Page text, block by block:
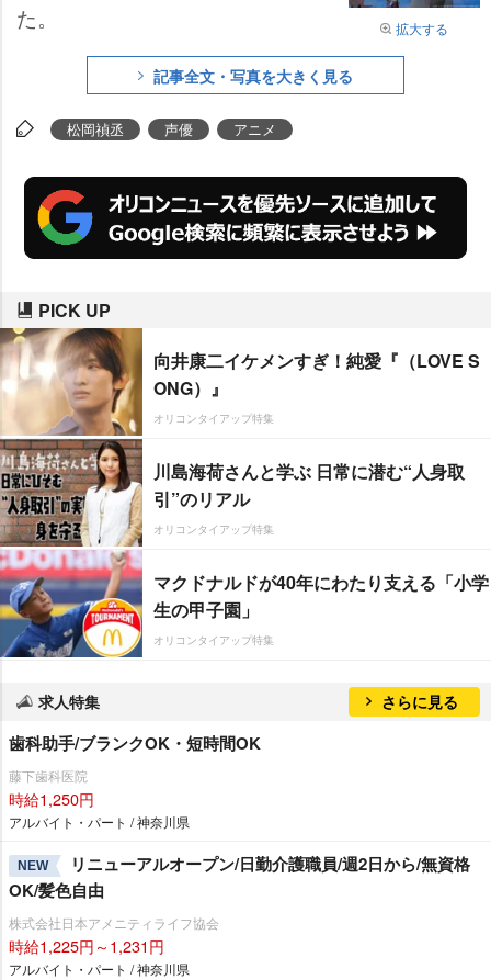
拡大する
た。
記事全文・写真を大きく見る
松岡禎丞 声優 アニメ
PICK UP
向井康二イケメンすぎ！純愛『（LOVE S
ONG）』
オリコンタイアップ特集
川島海荷さんと学ぶ 日常に潜む“人身取
引”のリアル
オリコンタイアップ特集
マクドナルドが40年にわたり支える「小学
生の甲子園」
オリコンタイアップ特集
求人特集 さらに見る
歯科助手/ブランクOK・短時間OK
藤下歯科医院
時給1,250円
アルバイト・パート / 神奈川県
NEW
リニューアルオープン/日勤介護職員/週2日から/無資格
OK/髪色自由
株式会社日本アメニティライフ協会
時給1,225円～1,231円
アルバイト・パート / 神奈川県